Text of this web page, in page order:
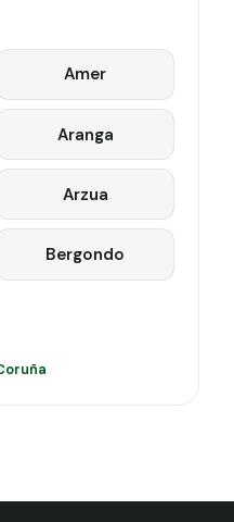
Amer
Aranga
Arzua
Bergondo